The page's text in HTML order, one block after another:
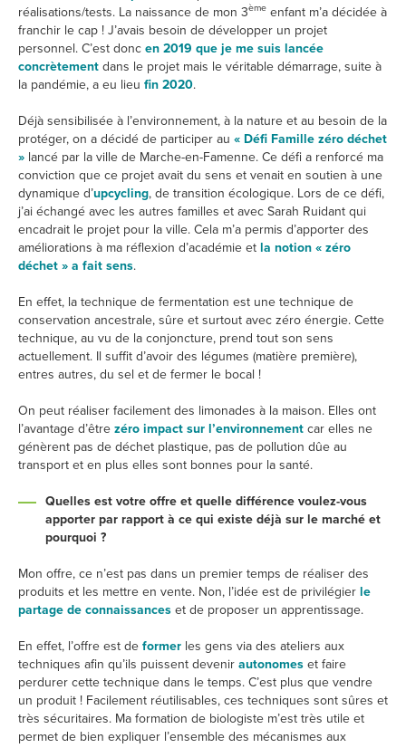
réalisations/tests. La naissance de mon 3ème enfant m’a décidée à
franchir le cap ! J’avais besoin de développer un projet
personnel. C’est donc en 2019 que je me suis lancée
concrètement dans le projet mais le véritable démarrage, suite à
la pandémie, a eu lieu fin 2020.
Déjà sensibilisée à l’environnement, à la nature et au besoin de la
protéger, on a décidé de participer au « Défi Famille zéro déchet
» lancé par la ville de Marche-en-Famenne. Ce défi a renforcé ma
conviction que ce projet avait du sens et venait en soutien à une
dynamique d’upcycling, de transition écologique. Lors de ce défi,
j’ai échangé avec les autres familles et avec Sarah Ruidant qui
encadrait le projet pour la ville. Cela m’a permis d’apporter des
améliorations à ma réflexion d’académie et la notion « zéro
déchet » a fait sens.
En effet, la technique de fermentation est une technique de
conservation ancestrale, sûre et surtout avec zéro énergie. Cette
technique, au vu de la conjoncture, prend tout son sens
actuellement. Il suffit d’avoir des légumes (matière première),
entres autres, du sel et de fermer le bocal !
On peut réaliser facilement des limonades à la maison. Elles ont
l’avantage d’être zéro impact sur l’environnement car elles ne
génèrent pas de déchet plastique, pas de pollution dûe au
transport et en plus elles sont bonnes pour la santé.
Quelles est votre offre et quelle différence voulez-vous
apporter par rapport à ce qui existe déjà sur le marché et
pourquoi ?
Mon offre, ce n’est pas dans un premier temps de réaliser des
produits et les mettre en vente. Non, l’idée est de privilégier le
partage de connaissances et de proposer un apprentissage.
En effet, l’offre est de former les gens via des ateliers aux
techniques afin qu’ils puissent devenir autonomes et faire
perdurer cette technique dans le temps. C’est plus que vendre
un produit ! Facilement réutilisables, ces techniques sont sûres et
très sécuritaires. Ma formation de biologiste m’est très utile et
permet de bien expliquer l’ensemble des mécanismes aux